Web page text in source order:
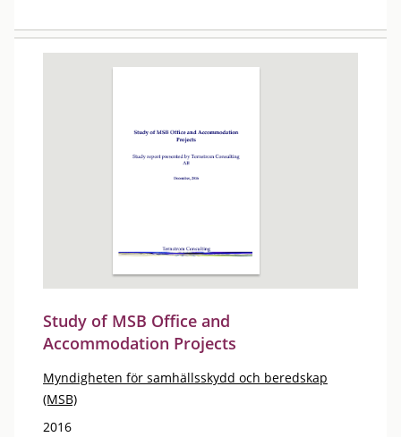
Study of MSB Office and
Accommodation Projects
Myndigheten för samhällsskydd och beredskap
(MSB)
2016